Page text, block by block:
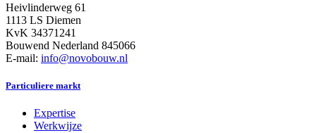
Heivlinderweg 61
1113 LS Diemen
KvK 34371241
Bouwend Nederland 845066
E-mail: info@novobouw.nl
Particuliere markt
Expertise
Werkwijze